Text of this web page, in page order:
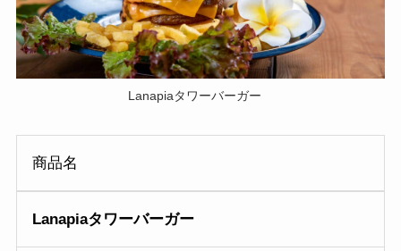
Lanapiaタワーバーガー
商品名
Lanapiaタワーバーガー